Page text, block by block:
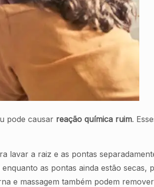
pode causar reação química ruim.
lavar a raiz e as pontas
as pontas ainda estão
e massagem também podem